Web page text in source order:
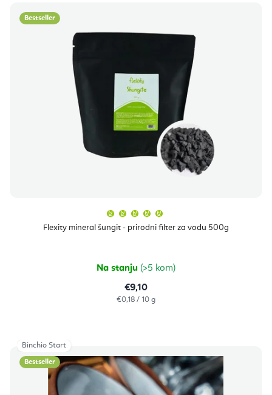
Bestseller
Flexity mineral šungit - prirodni filter za vodu 500g
proizvoda
je
zvjezdica.
Na stanju (>5 kom)
€9,10
Izračunaj
€0,18 / 10 g
Bestseller
Binchio Start